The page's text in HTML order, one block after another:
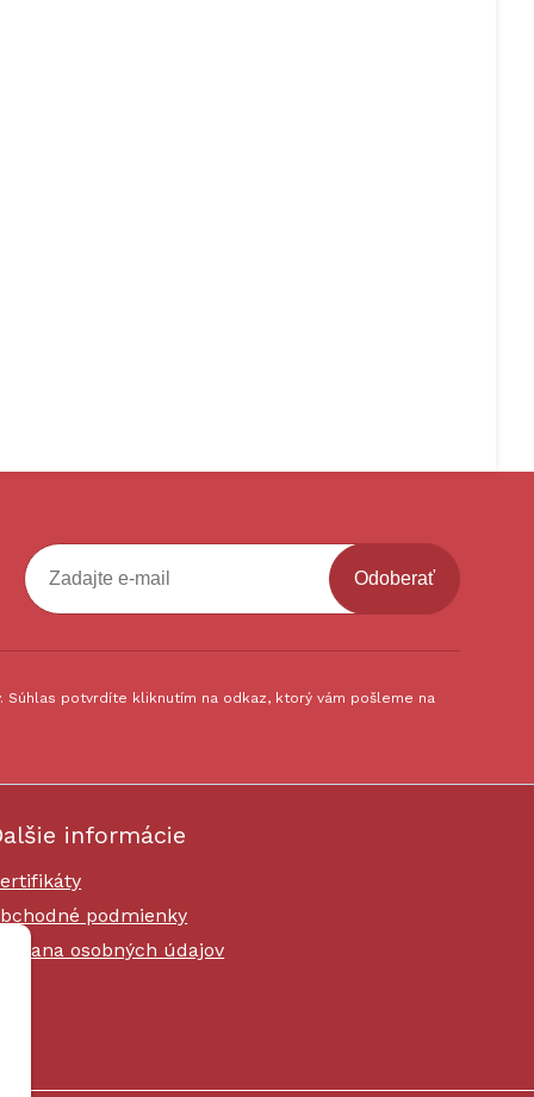
Odoberať
potvrdíte kliknutím na odkaz, ktorý vám pošleme na
informácie
podmienky
osobných údajov